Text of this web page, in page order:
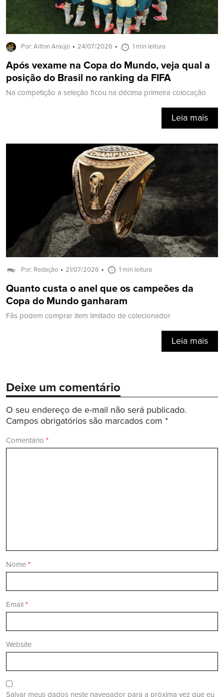
Por: Ailton Araújo 24/07/2026 1 min leitura
Após vexame na Copa do Mundo, veja qual a
posição do Brasil no ranking da FIFA
Na competição a seleção ficou na décima primeira colocação
Leia mais
Por: Redação 21/07/2026 1 min leitura
Quanto custa o anel que os campeões da
Copa do Mundo ganharam
Fãs podem comprar item limitado de colecionador
Leia mais
Deixe um comentário
O seu endereço de e-mail não será publicado.
Campos obrigatórios são marcados com *
Comentário *
Nome *
Email *
Website
Salvar meus dados neste navegador para a próxima vez que eu